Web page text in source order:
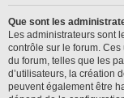
Que sont les
Les administrateurs sont
contrôle sur le forum.
du forum, telles que les
d’utilisateurs, la création
peuvent également être